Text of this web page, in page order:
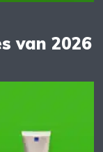
van 2026